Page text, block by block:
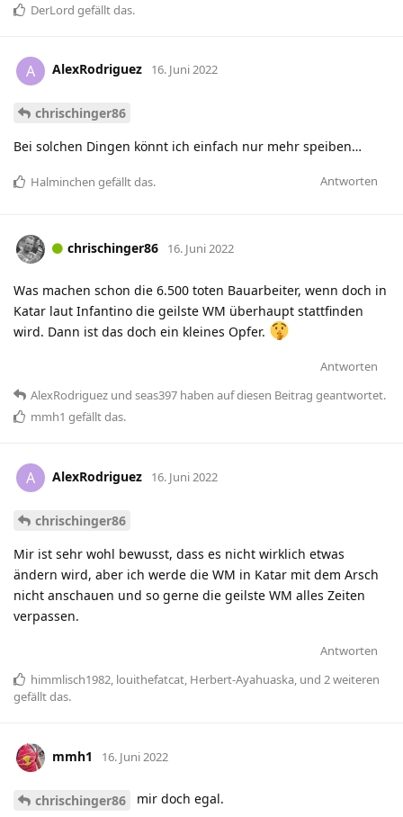
DerLord gefällt das.
A AlexRodriguez 16. Juni 2022
chrischinger86
Bei solchen Dingen könnt ich einfach nur mehr speiben…
Antworten
Halminchen gefällt das.
chrischinger86 16. Juni 2022
Was machen schon die 6.500 toten Bauarbeiter, wenn doch in
Katar laut Infantino die geilste WM überhaupt stattfinden
wird. Dann ist das doch ein kleines Opfer.
Antworten
AlexRodriguez und seas397 haben auf diesen Beitrag geantwortet.
mmh1 gefällt das.
A AlexRodriguez 16. Juni 2022
chrischinger86
Mir ist sehr wohl bewusst, dass es nicht wirklich etwas
ändern wird, aber ich werde die WM in Katar mit dem Arsch
nicht anschauen und so gerne die geilste WM alles Zeiten
verpassen.
Antworten
himmlisch1982, louithefatcat, Herbert-Ayahuaska, und 2weiteren
gefällt das.
mmh1 16. Juni 2022
chrischinger86 mir doch egal.